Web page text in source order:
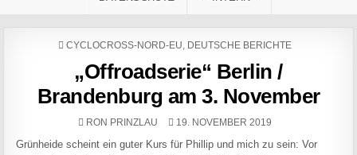
POSTED IN
CYCLOCROSS-NORD-EU, DEUTSCHE BERICHTE
„Offroadserie“ Berlin /
Brandenburg am 3. November
AUTHOR:
RON PRINZLAU PUBLISHED DATE:
19. NOVEMBER 2019
Grünheide scheint ein guter Kurs für Phillip und mich zu sein: Vor